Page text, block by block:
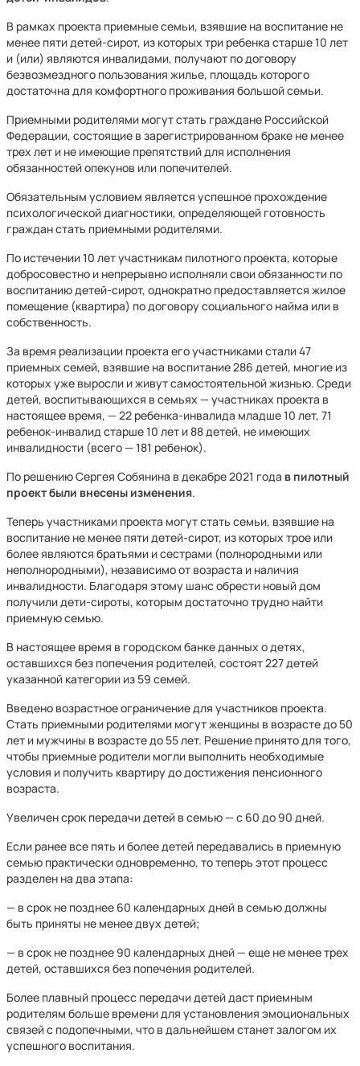
В рамках проекта приемные семьи, взявшие на воспитание не
менее пяти детей-сирот, из которых три ребенка старше 10 лет
и (или) являются инвалидами, получают по договору
безвозмездного пользования жилье, площадь которого
достаточна для комфортного проживания большой семьи.
Приемными родителями могут стать граждане Российской
Федерации, состоящие в зарегистрированном браке не менее
трех лет и не имеющие препятствий для исполнения
обязанностей опекунов или попечителей.
Обязательным условием является успешное прохождение
психологической диагностики, определяющей готовность
граждан стать приемными родителями.
По истечении 10 лет участникам пилотного проекта, которые
добросовестно и непрерывно исполняли свои обязанности по
воспитанию детей-сирот, однократно предоставляется жилое
помещение (квартира) по договору социального найма или в
собственность.
За время реализации проекта его участниками стали 47
приемных семей, взявшие на воспитание 286 детей, многие из
которых уже выросли и живут самостоятельной жизнью. Среди
детей, воспитывающихся в семьях — участниках проекта в
настоящее время, — 22 ребенка-инвалида младше 10 лет, 71
ребенок-инвалид старше 10 лет и 88 детей, не имеющих
инвалидности (всего — 181 ребенок).
По решению Сергея Собянина в декабре 2021 года в пилотный
проект были внесены изменения.
Теперь участниками проекта могут стать семьи, взявшие на
воспитание не менее пяти детей-сирот, из которых трое или
более являются братьями и сестрами (полнородными или
неполнородными), независимо от возраста и наличия
инвалидности. Благодаря этому шанс обрести новый дом
получили дети-сироты, которым достаточно трудно найти
приемную семью.
В настоящее время в городском банке данных о детях,
оставшихся без попечения родителей, состоят 227 детей
указанной категории из 59 семей.
Введено возрастное ограничение для участников проекта.
Стать приемными родителями могут женщины в возрасте до 50
лет и мужчины в возрасте до 55 лет. Решение принято для того,
чтобы приемные родители могли выполнить необходимые
условия и получить квартиру до достижения пенсионного
возраста.
Увеличен срок передачи детей в семью — с 60 до 90 дней.
Если ранее все пять и более детей передавались в приемную
семью практически одновременно, то теперь этот процесс
разделен на два этапа:
— в срок не позднее 60 календарных дней в семью должны
быть приняты не менее двух детей;
— в срок не позднее 90 календарных дней — еще не менее трех
детей, оставшихся без попечения родителей.
Более плавный процесс передачи детей даст приемным
родителям больше времени для установления эмоциональных
связей с подопечными, что в дальнейшем станет залогом их
успешного воспитания.